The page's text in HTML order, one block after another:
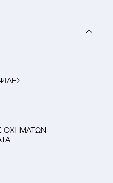
ΟΧΗΜΑΤΩΝ